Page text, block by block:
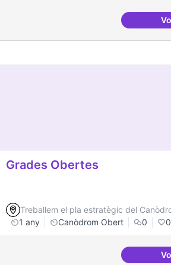
Grades Obertes
Treballem el pla estratègic del
1 any
Canòdrom Obert 0 0